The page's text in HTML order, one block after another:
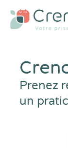
Prenez
un